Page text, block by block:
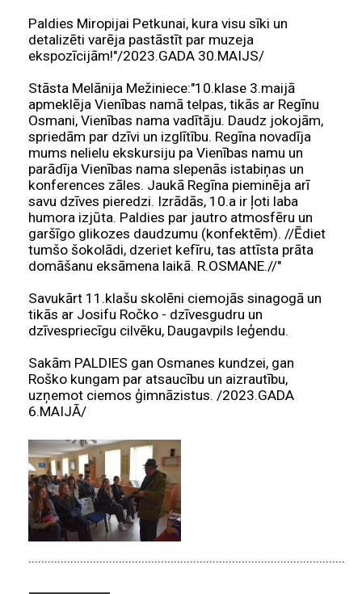
Paldies Miropijai Petkunai, kura visu sīki un
detalizēti varēja pastāstīt par muzeja
ekspozīcijām!"/2023.GADA 30.MAIJS/
Stāsta Melānija Mežiniece:"10.klase 3.maijā
apmeklēja Vienības namā telpas, tikās ar Regīnu
Osmani, Vienības nama vadītāju. Daudz jokojām,
spriedām par dzīvi un izglītību. Regīna novadīja
mums nelielu ekskursiju pa Vienības namu un
parādīja Vienības nama slepenās istabiņas un
konferences zāles. Jaukā Regīna pieminēja arī
savu dzīves pieredzi. Izrādās, 10.a ir ļoti laba
humora izjūta. Paldies par jautro atmosfēru un
garšīgo glikozes daudzumu (konfektēm). //Ēdiet
tumšo šokolādi, dzeriet kefīru, tas attīsta prāta
domāšanu eksāmena laikā. R.OSMANE.//"
Savukārt 11.klašu skolēni ciemojās sinagogā un
tikās ar Josifu Ročko - dzīvesgudru un
dzīvespriecīgu cilvēku, Daugavpils leģendu.
Sakām PALDIES gan Osmanes kundzei, gan
Roško kungam par atsaucību un aizrautību,
uzņemot ciemos ģimnāzistus. /2023.GADA
6.MAIJĀ/